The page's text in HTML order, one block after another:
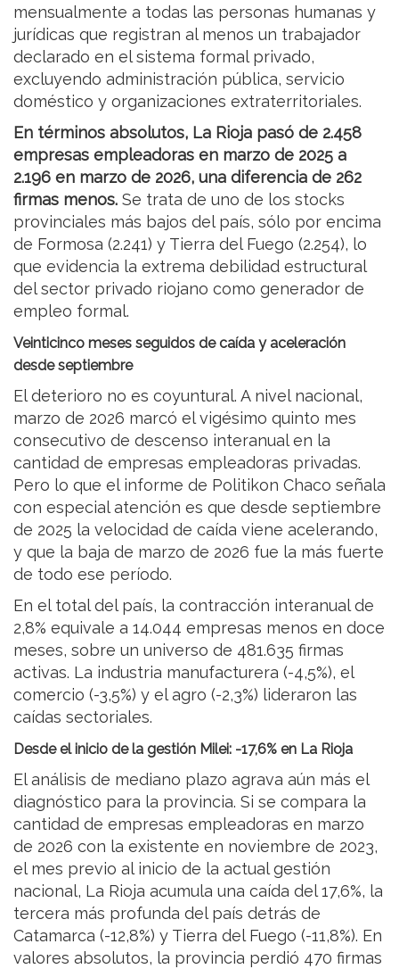
mensualmente a todas las personas humanas y
jurídicas que registran al menos un trabajador
declarado en el sistema formal privado,
excluyendo administración pública, servicio
doméstico y organizaciones extraterritoriales.
En términos absolutos, La Rioja pasó de 2.458
empresas empleadoras en marzo de 2025 a
2.196 en marzo de 2026, una diferencia de 262
firmas menos. Se trata de uno de los stocks
provinciales más bajos del país, sólo por encima
de Formosa (2.241) y Tierra del Fuego (2.254), lo
que evidencia la extrema debilidad estructural
del sector privado riojano como generador de
empleo formal.
Veinticinco meses seguidos de caída y aceleración
desde septiembre
El deterioro no es coyuntural. A nivel nacional,
marzo de 2026 marcó el vigésimo quinto mes
consecutivo de descenso interanual en la
cantidad de empresas empleadoras privadas.
Pero lo que el informe de Politikon Chaco señala
con especial atención es que desde septiembre
de 2025 la velocidad de caída viene acelerando,
y que la baja de marzo de 2026 fue la más fuerte
de todo ese período.
En el total del país, la contracción interanual de
2,8% equivale a 14.044 empresas menos en doce
meses, sobre un universo de 481.635 firmas
activas. La industria manufacturera (-4,5%), el
comercio (-3,5%) y el agro (-2,3%) lideraron las
caídas sectoriales.
Desde el inicio de la gestión Milei: -17,6% en La Rioja
El análisis de mediano plazo agrava aún más el
diagnóstico para la provincia. Si se compara la
cantidad de empresas empleadoras en marzo
de 2026 con la existente en noviembre de 2023,
el mes previo al inicio de la actual gestión
nacional, La Rioja acumula una caída del 17,6%, la
tercera más profunda del país detrás de
Catamarca (-12,8%) y Tierra del Fuego (-11,8%). En
valores absolutos, la provincia perdió 470 firmas